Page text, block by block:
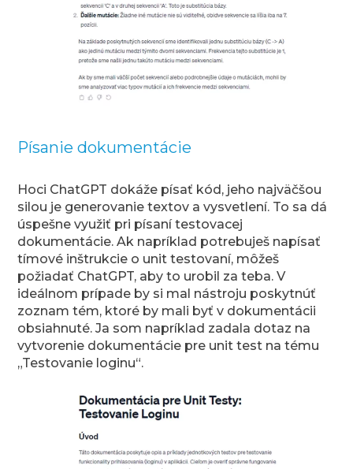
Písanie dokumentácie
Hoci ChatGPT dokáže písať kód, jeho najväčšou
silou je generovanie textov a vysvetlení. To sa dá
úspešne využiť pri písaní testovacej
dokumentácie. Ak napríklad potrebuješ napísať
tímové inštrukcie o unit testovaní, môžeš
požiadať ChatGPT, aby to urobil za teba. V
ideálnom prípade by si mal nástroju poskytnúť
zoznam tém, ktoré by mali byť v dokumentácii
obsiahnuté. Ja som napríklad zadala dotaz na
vytvorenie dokumentácie pre unit test na tému
„Testovanie loginu“.